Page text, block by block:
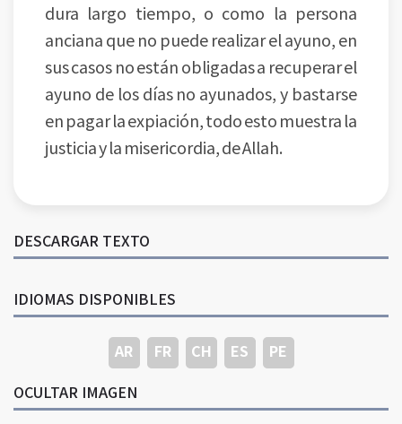
dura largo tiempo, o como la persona
anciana que no puede realizar el ayuno, en
sus casos no están obligadas a recuperar el
ayuno de los días no ayunados, y bastarse
en pagar la expiación, todo esto muestra la
justicia y la misericordia, de Allah.
DESCARGAR TEXTO
IDIOMAS DISPONIBLES
AR FR CH ES
PE
OCULTAR IMAGEN